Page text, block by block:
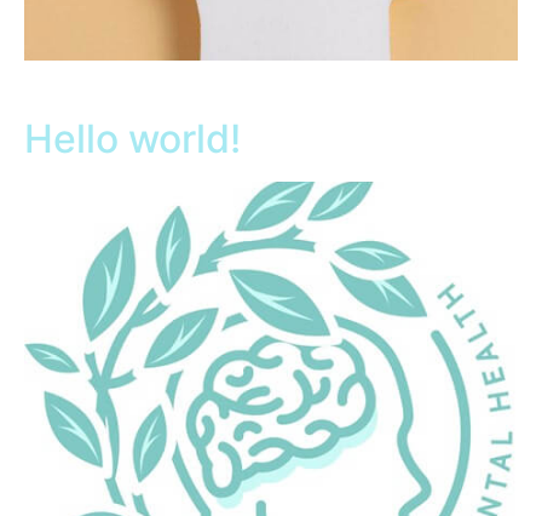
Hello world!